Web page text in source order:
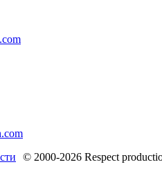
© 2000-2026 Respect